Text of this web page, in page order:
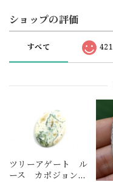
ショップの評価
すべて 421
ツリーアゲート ル
ース カポジョン